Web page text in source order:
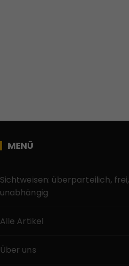
MENÜ
Sichtweisen: überparteilich, frei,
unabhängig
Alle Artikel
Über uns